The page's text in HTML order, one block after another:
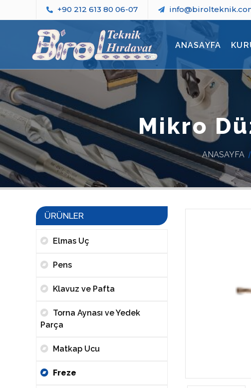
+90 212 613 80 06-07
ANASAYFA
Mikro
ANASAYFA
ÜRÜNLER
Elmas Uç
Pens
Klavuz ve Pafta
Torna Aynası ve Yedek
Parça
Matkap Ucu
Freze